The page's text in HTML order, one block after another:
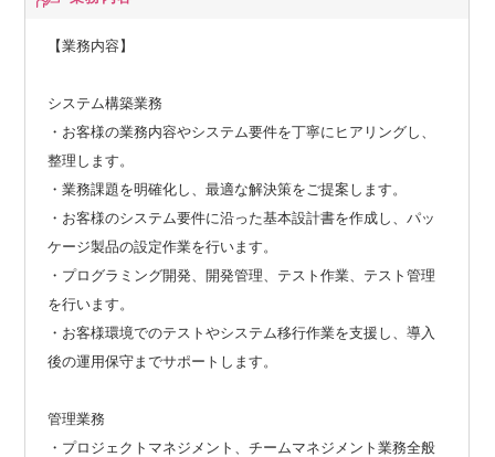
【業務内容】
システム構築業務
・お客様の業務内容やシステム要件を丁寧にヒアリングし、
整理します。
・業務課題を明確化し、最適な解決策をご提案します。
・お客様のシステム要件に沿った基本設計書を作成し、パッ
ケージ製品の設定作業を行います。
・プログラミング開発、開発管理、テスト作業、テスト管理
を行います。
・お客様環境でのテストやシステム移行作業を支援し、導入
後の運用保守までサポートします。
管理業務
・プロジェクトマネジメント、チームマネジメント業務全般